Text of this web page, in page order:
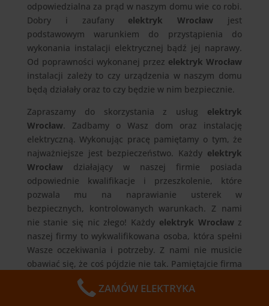
odpowiedzialna za prąd w naszym domu wie co robi.
Dobry i zaufany elektryk Wrocław jest
podstawowym warunkiem do przystąpienia do
wykonania instalacji elektrycznej bądź jej naprawy.
Od poprawności wykonanej przez elektryk Wrocław
instalacji zależy to czy urządzenia w naszym domu
będą działały oraz to czy będzie w nim bezpiecznie.
Zapraszamy do skorzystania z usług elektryk
Wrocław. Zadbamy o Wasz dom oraz instalację
elektryczną. Wykonując pracę pamiętamy o tym, że
najważniejsze jest bezpieczeństwo. Każdy elektryk
Wrocław działający w naszej firmie posiada
odpowiednie kwalifikacje i przeszkolenie, które
pozwala mu na naprawianie usterek w
bezpiecznych, kontrolowanych warunkach. Z nami
nie stanie się nic złego! Każdy elektryk Wrocław z
naszej firmy to wykwalifikowana osoba, która spełni
Wasze oczekiwania i potrzeby. Z nami nie musicie
obawiać się, że coś pójdzie nie tak. Pamiętajcie firma
Elektryk Wrocław swoje usługi wykonuje tylko i
wyłącznie u klienta, ale adres firmy znajduje
ZAMÓW ELEKTRYKA